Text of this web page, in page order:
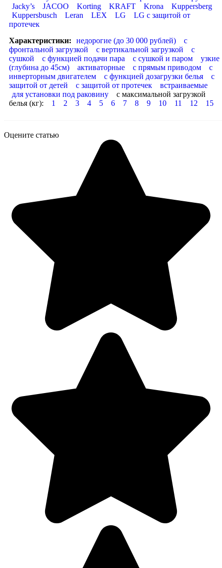
Jacky’s
JACOO Korting KRAFT Krona
Kuppersberg
Kuppersbusch
Leran LEX LG
LG с защитой от
протечек
Характеристики:
недорогие (до 30 000 рублей)
с
фронтальной загрузкой
с вертикальной загрузкой
с
сушкой
с функцией подачи пара с сушкой и паром
узкие
(глубина до 45см)
активаторные с прямым приводом
с
инверторным двигателем
с функцией дозагрузки белья
с
защитой от детей
с защитой от протечек
встраиваемые
для установки под раковину
с максимальной загрузкой
белья (кг):
1 2 3 4 5 6 7 8 9 10 11 12 15
Оцените статью